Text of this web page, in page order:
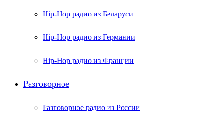
Hip-Hop радио из Беларуси
Hip-Hop радио из Германии
Hip-Hop радио из Франции
Разговорное
Разговорное радио из России